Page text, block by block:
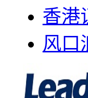
香港
风口